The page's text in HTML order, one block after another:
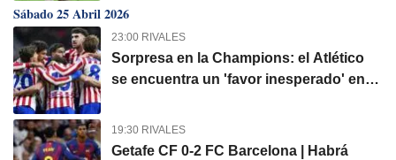
Sábado 25 Abril 2026
23:00 RIVALES
Sorpresa en la Champions: el Atlético
se encuentra un 'favor inesperado' en
19:30 RIVALES
Getafe CF 0-2 FC Barcelona | Habrá